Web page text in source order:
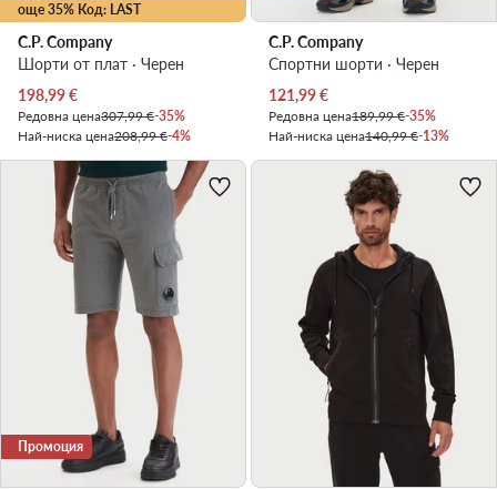
още 35% Код: LAST
C.P. Company
Шорти от плат · Черен
Актуална цена
198,99€
Редовна цена307,99 €-35%
Най-ниска цена208,99 €-4%
C.P. Company
Спортни шорти · Черен
Актуална цена
121,99€
Редовна цена189,99 €-35%
Най-ниска цена140,99 €-13%
Промоция